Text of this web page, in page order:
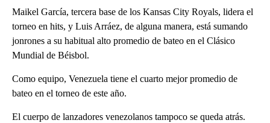
Maikel García, tercera base de los Kansas City Royals, lidera el
torneo en hits, y Luis Arráez, de alguna manera, está sumando
jonrones a su habitual alto promedio de bateo en el Clásico
Mundial de Béisbol.
Como equipo, Venezuela tiene el cuarto mejor promedio de
bateo en el torneo de este año.
El cuerpo de lanzadores venezolanos tampoco se queda atrás.